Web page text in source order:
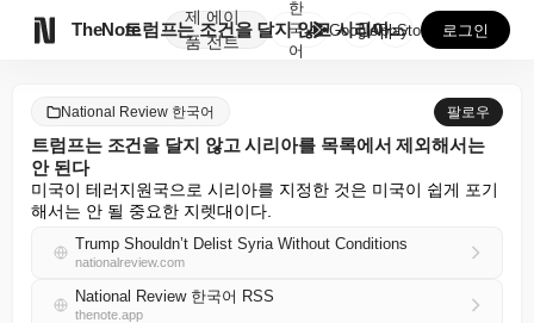
TheNote
제
품
에이
전트
트럼프는 조건을 달지 않고 시리아를 목록에서 제외해서는...
한
국
어
GooglePlay
AppStore 로그인
National Review 한국어 팔로우
트럼프는 조건을 달지 않고 시리아를 목록에서 제외해서는
안 된다
미국이 테러지원국으로 시리아를 지정한 것은 미국이 쉽게 포기
해서는 안 될 중요한 지렛대이다.
Trump Shouldn’t Delist Syria Without Conditions
nationalreview.com
National Review 한국어 RSS
thenote.app